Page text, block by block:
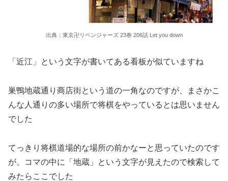
出典：東京卍リベンジャーズ 23巻 206話 Let you down
「近江」という文字が書いてある看板が似ていますね
巣鴨地蔵通り商店街という道の一角なのですが、まさかこ
んな人通りの多い場所で将棋をやっているとは思いません
でした
てっきり将棋道場的な場所の前かなーと思っていたのです
が、コマの中に「地蔵」という文字が見えたので検索して
みたらここでした